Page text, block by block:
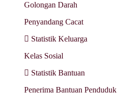
Golongan Darah
Penyandang Cacat
Statistik Keluarga
Kelas Sosial
Statistik Bantuan
Penerima Bantuan Penduduk